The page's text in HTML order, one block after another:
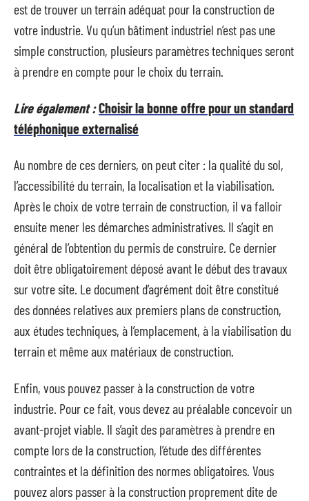
est de trouver un terrain adéquat pour la construction de
votre industrie. Vu qu’un bâtiment industriel n’est pas une
simple construction, plusieurs paramètres techniques seront
à prendre en compte pour le choix du terrain.
Lire également :Choisir la bonne offre pour un standard
téléphonique externalisé
Au nombre de ces derniers, on peut citer : la qualité du sol,
l’accessibilité du terrain, la localisation et la viabilisation.
Après le choix de votre terrain de construction, il va falloir
ensuite mener les démarches administratives. Il s’agit en
général de l’obtention du permis de construire. Ce dernier
doit être obligatoirement déposé avant le début des travaux
sur votre site. Le document d’agrément doit être constitué
des données relatives aux premiers plans de construction,
aux études techniques, à l’emplacement, à la viabilisation du
terrain et même aux matériaux de construction.
Enfin, vous pouvez passer à la construction de votre
industrie. Pour ce fait, vous devez au préalable concevoir un
avant-projet viable. Il s’agit des paramètres à prendre en
compte lors de la construction, l’étude des différentes
contraintes et la définition des normes obligatoires. Vous
pouvez alors passer à la construction proprement dite de